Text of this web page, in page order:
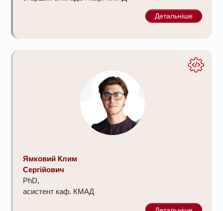
Детальніше
Ямковий Клим
Сергійович
PhD,
асистент каф. КМАД